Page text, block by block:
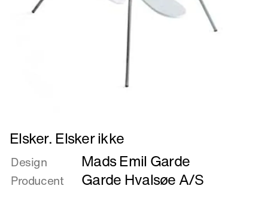
Læs
mere
om
Elsker.
Elsker
Elsker. Elsker ikke
Design Mads Emil Garde
Producent Garde Hvalsøe A/S